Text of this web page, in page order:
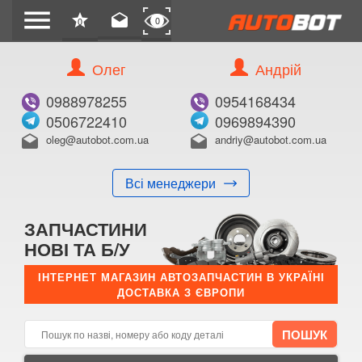
menu star
0 drafts 0
Олег
0988978255
0506722410
drafts oleg@autobot.com.ua
Всі менеджери
Андрій
0954168434
0969894390
drafts andriy@autobot.com.ua
ЗАПЧАСТИНИ
НОВІ ТА Б/У
ІНТЕРНЕТ МАГАЗИН АВТОЗАПЧАСТИН В УКРАЇНІ
ДОСТАВКА З ЄВРОПИ
КУПИТИ
Оригінальний номер:
Примітка:
E-mail:
Телефон: